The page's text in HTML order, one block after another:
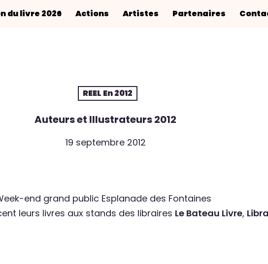
du livre 2026 Actions Artistes Partenaires
REEL En 2012
Auteurs et Illustrateurs 2012
19 septembre 2012
end grand public Esplanade des Fontaines
leurs livres aux stands des libraires Le Bateau Livre,